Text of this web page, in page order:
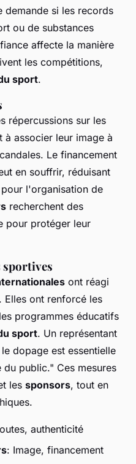
demande si les records
ou de substances
affecte la manière
les compétitions,
sport.
répercussions sur les
à associer leur image à
Le financement
en souffrir, réduisant
l'organisation de
recherchent des
pour protéger leur
sportives
ont réagi
. Elles ont renforcé les
programmes éducatifs
sport. Un représentant
dopage est essentielle
public." Ces mesures
les sponsors, tout en
authenticité
: Image, financement